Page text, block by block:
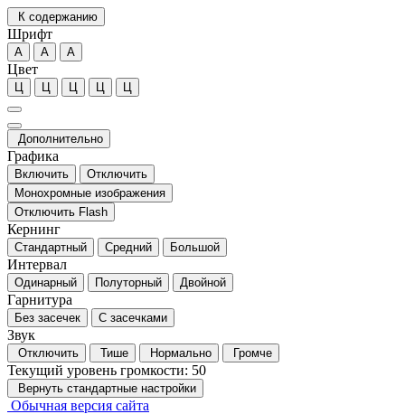
К содержанию
Шрифт
А А А
Цвет
Ц Ц Ц Ц Ц
Дополнительно
Графика
Включить
Отключить
Монохромные изображения
Отключить Flash
Кернинг
Стандартный Средний Большой
Интервал
Одинарный Полуторный Двойной
Гарнитура
Без засечек С засечками
Звук
Отключить Тише Нормально Громче
Текущий уровень громкости: 50
Вернуть стандартные настройки
Обычная версия сайта